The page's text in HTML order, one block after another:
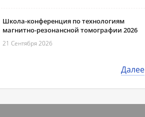
Школа-конференция по технологиям
магнитно-резонансной томографии 2026
21 Сентября 2026
Далее